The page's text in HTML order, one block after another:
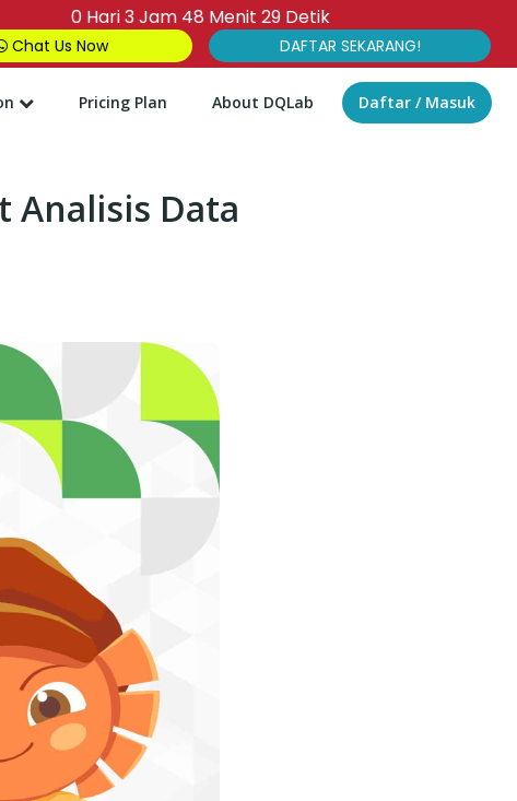
0Hari3Jam 48 Menit 27 Detik
Chat Us Now DAFTAR SEKARANG!
Pricing Plan About DQLab Daftar / Masuk
Analisis Data